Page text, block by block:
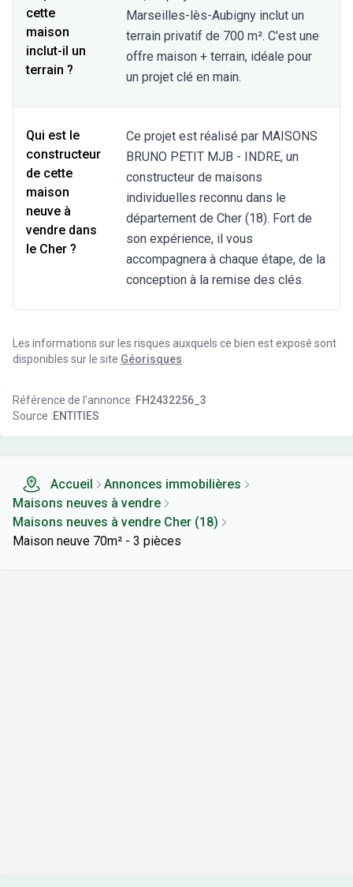
cette
maison
inclut-il un
terrain ?
Marseilles-lès-Aubigny inclut un
terrain privatif de 700 m². C'est une
offre maison + terrain, idéale pour
un projet clé en main.
Qui est le
constructeur
de cette
maison
neuve à
vendre dans
le Cher ?
Ce projet est réalisé par MAISONS
BRUNO PETIT MJB - INDRE, un
constructeur de maisons
individuelles reconnu dans le
département de Cher (18). Fort de
son expérience, il vous
accompagnera à chaque étape, de la
conception à la remise des clés.
Les informations sur les risques auxquels ce bien est exposé sont
disponibles sur le site Géorisques
Référence de l'annonce :FH2432256_3
Source :ENTITIES
Accueil
Annonces immobilières
Maisons neuves à vendre
Maisons neuves à vendre Cher (18)
Maison neuve 70m² - 3 pièces